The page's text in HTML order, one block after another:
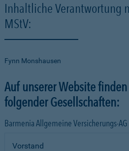
Inhaltliche Verantwortung
MStV:
Fynn Monshausen
Auf unserer Website
folgender Gesellschaften:
Barmenia Allgemeine Versicherungs-AG
Vorstand